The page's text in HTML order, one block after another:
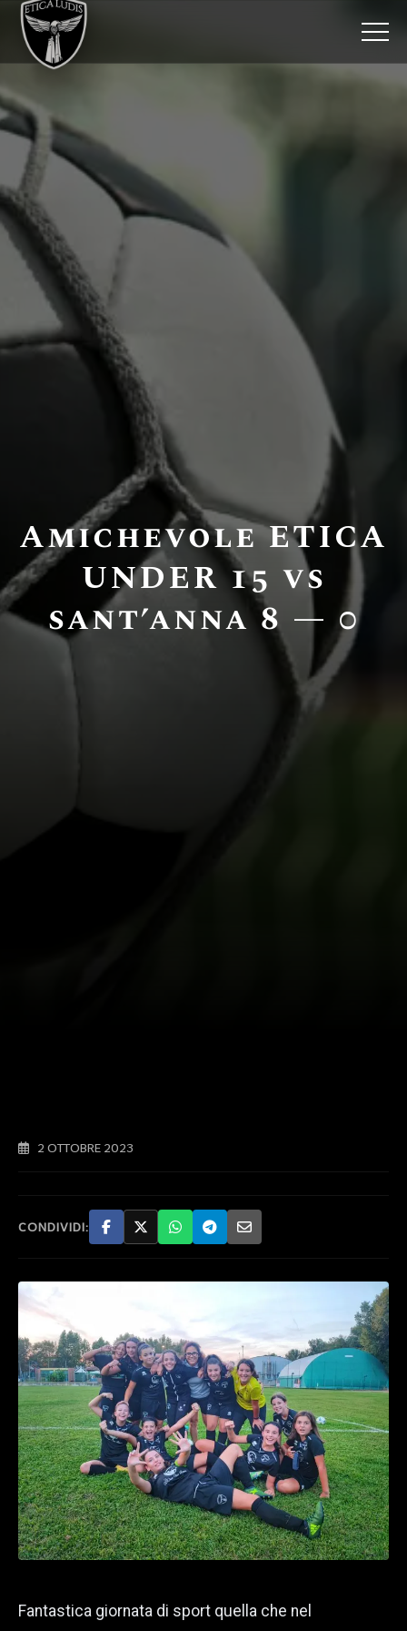
Amichevole ETICA
UNDER 15 vs
sant’anna 8 — 0
2 OTTOBRE 2023
CONDIVIDI:
Fantastica giornata di sport quella che nel